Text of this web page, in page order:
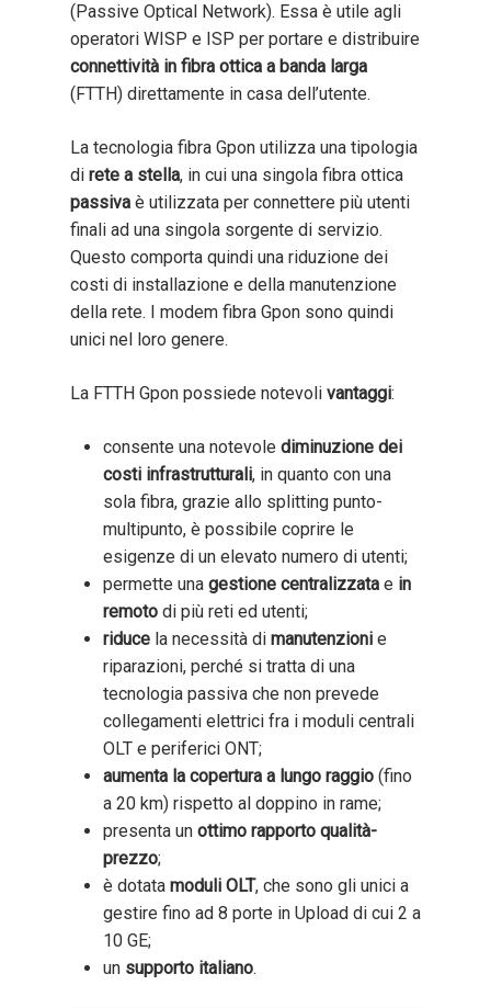
(Passive Optical Network). Essa è utile agli
operatori WISP e ISP per portare e distribuire
connettività in fibra ottica a banda larga
(FTTH) direttamente in casa dell’utente.
La tecnologia fibra Gpon utilizza una tipologia
di rete a stella, in cui una singola fibra ottica
passiva è utilizzata per connettere più utenti
finali ad una singola sorgente di servizio.
Questo comporta quindi una riduzione dei
costi di installazione e della manutenzione
della rete. I modem fibra Gpon sono quindi
unici nel loro genere.
La FTTH Gpon possiede notevoli vantaggi:
consente una notevole diminuzione dei
costi infrastrutturali, in quanto con una
sola fibra, grazie allo splitting punto-
multipunto, è possibile coprire le
esigenze di un elevato numero di utenti;
permette una gestione centralizzata e in
remoto di più reti ed utenti;
riduce la necessità di manutenzioni e
riparazioni, perché si tratta di una
tecnologia passiva che non prevede
collegamenti elettrici fra i moduli centrali
OLT e periferici ONT;
aumenta la copertura a lungo raggio (fino
a 20 km) rispetto al doppino in rame;
presenta un ottimo rapporto qualità-
prezzo;
è dotata moduli OLT, che sono gli unici a
gestire fino ad 8 porte in Upload di cui 2 a
10 GE;
un supporto italiano.